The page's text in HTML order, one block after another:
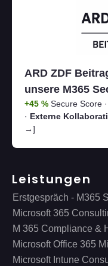
ARD ZDF
unsere M365
+45 % Secure Score ·
· Externe
→]
Leistungen
Erstgespräch - M365
Microsoft 365
M 365 Compliance &
Microsoft Office 365
Microsoft Intune